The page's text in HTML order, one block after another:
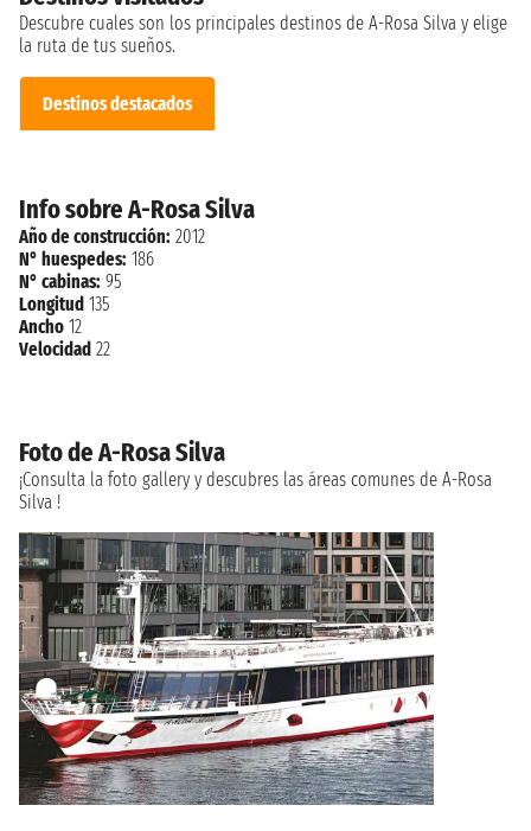
Descubre cuales son los principales destinos de A-Rosa Silva y elige
la ruta de tus sueños.
Destinos destacados
Info sobre A-Rosa Silva
Año de construcción: 2012
N° huespedes: 186
N° cabinas: 95
Longitud 135
Ancho 12
Velocidad 22
Foto de A-Rosa Silva
¡Consulta la foto gallery y descubres las áreas comunes de A-Rosa
Silva !